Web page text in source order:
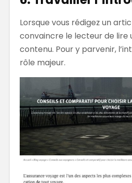
Lorsque vous rédigez un
convaincre le lecteur de lire
contenu. Pour y parvenir,
rôle majeur.